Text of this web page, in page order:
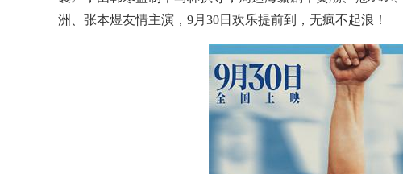
洲、张本煜友情主演，9月30日欢乐提前到，无疯不起浪！